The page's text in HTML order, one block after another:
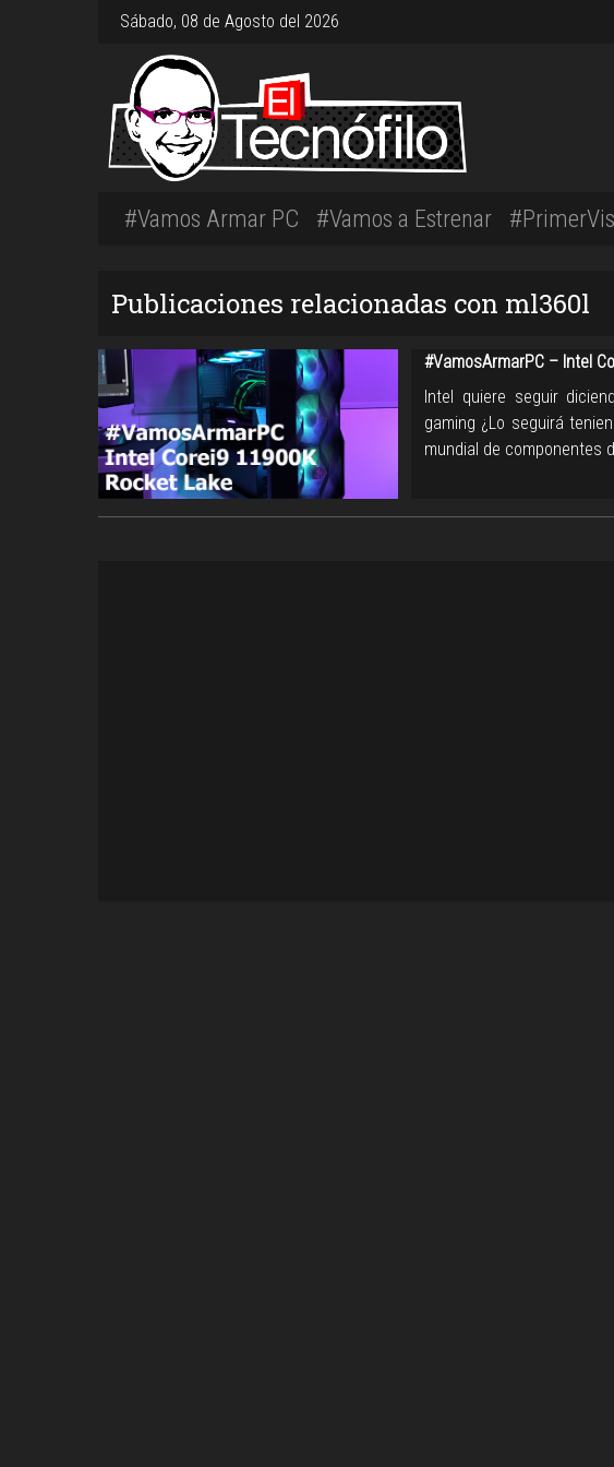
Sábado, 08 de Agosto del 2026
#Vamos Armar PC #Vamos a Estrenar
Publicaciones relacionadas con ml360l
#VamosArmarPC – Intel
Intel quiere seguir
gaming ¿Lo seguirá
mundial de componentes